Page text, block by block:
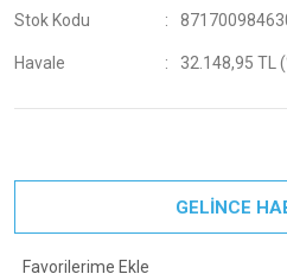
Stok Kodu
Havale 32.148,95 TL
GELİNCE